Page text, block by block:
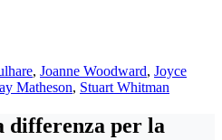
, Joanne Woodward, Joyce
Matheson, Stuart Whitman
differenza per la